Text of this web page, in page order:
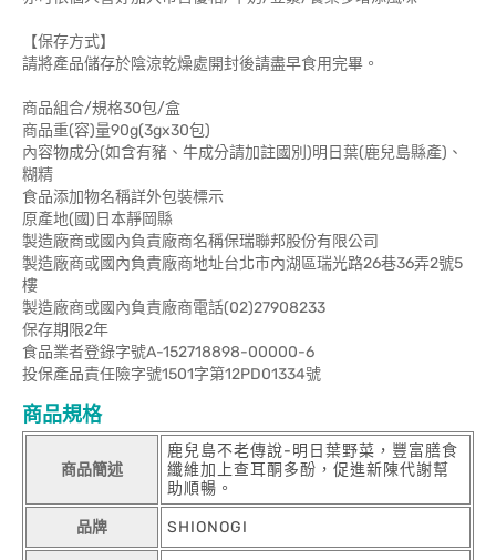
【保存方式】
請將產品儲存於陰涼乾燥處開封後請盡早食用完畢。
商品組合/規格30包/盒
商品重(容)量90g(3gx30包)
內容物成分(如含有豬、牛成分請加註國別)明日葉(鹿兒島縣產)、
糊精
食品添加物名稱詳外包裝標示
原產地(國)日本靜岡縣
製造廠商或國內負責廠商名稱保瑞聯邦股份有限公司
製造廠商或國內負責廠商地址台北市內湖區瑞光路26巷36弄2號5
樓
製造廠商或國內負責廠商電話(02)27908233
保存期限2年
食品業者登錄字號A-152718898-00000-6
投保產品責任險字號1501字第12PD01334號
商品規格
商品簡述
鹿兒島不老傳說-明日葉野菜，豐富膳食
纖維加上查耳酮多酚，促進新陳代謝幫
助順暢。
品牌 SHIONOGI